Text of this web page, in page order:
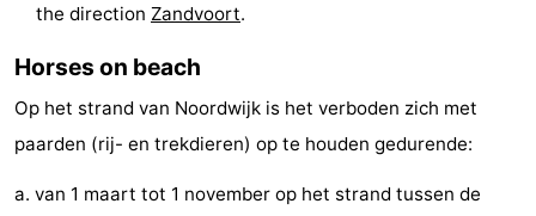
points
-
Boat
Trips
-
Playgrounds
-
the direction Zandvoort.
Horses on beach
Op het strand van Noordwijk is het verboden zich met
paarden (rij- en trekdieren) op te houden gedurende:
a. van 1 maart tot 1 november op het strand tussen de